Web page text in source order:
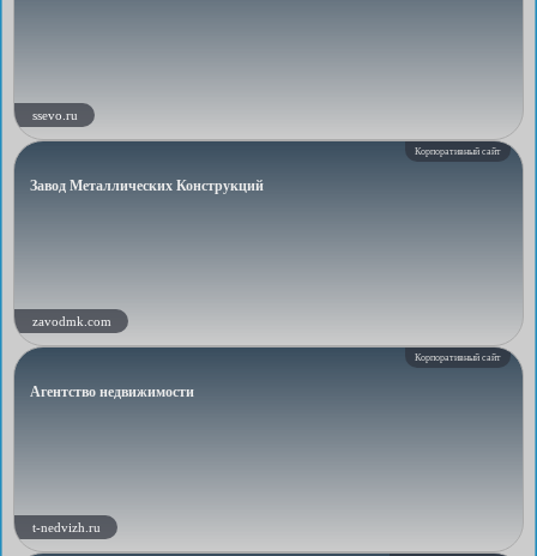
ssevo.ru
Корпоративный сайт
Завод Металлических Конструкций
zavodmk.com
Корпоративный сайт
Агентство недвижимости
t-nedvizh.ru